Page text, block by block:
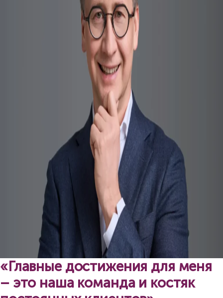
«Главные достижения для меня
– это наша команда и костяк